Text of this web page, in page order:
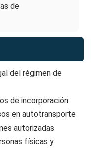
de
del régimen de
de incorporación
en autotransporte
autorizadas
físicas y